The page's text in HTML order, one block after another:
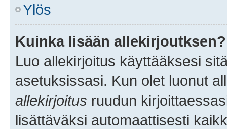
Ylös
Kuinka lisään allekirjoutksen?
Luo allekirjoitus käyttääksesi
asetuksissasi. Kun olet luonut
allekirjoitus ruudun
lisättäväksi automaattisesti